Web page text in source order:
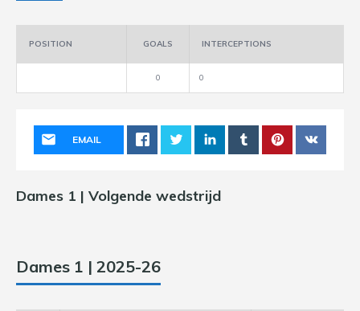
POSITION GOALS INTERCEPTIONS
0 0
EMAIL
Dames 1 | Volgende wedstrijd
Dames 1 | 2025-26